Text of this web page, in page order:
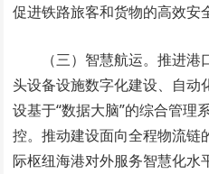
促进铁路旅客和货物的高效安
（三）智慧航运。推进
头设备设施数字化建设、自动
设基于“数据大脑”的综合管理
控。推动建设面向全程物流链
际枢纽海港对外服务智慧化水